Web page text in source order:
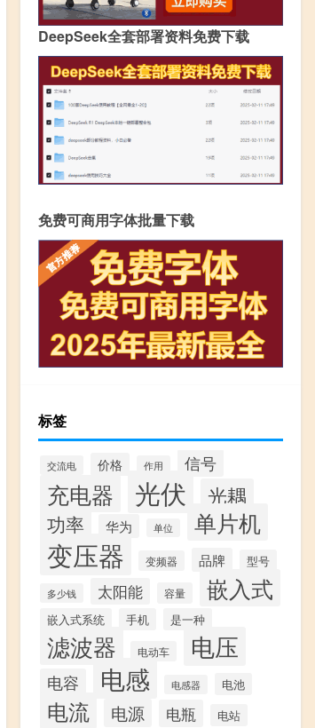
DeepSeek全套部署资料免费下载
免费可商用字体批量下载
标签
交流电 价格 作用 信号
充电器 光伏
光耦
功率
华为 单位 单片机
变压器 变频器 品牌 型号
多少钱 太阳能 容量 嵌入式
嵌入式系统 手机 是一种
滤波器 电动车 电压
电容 电感 电感器 电池
电流 电源 电瓶 电站